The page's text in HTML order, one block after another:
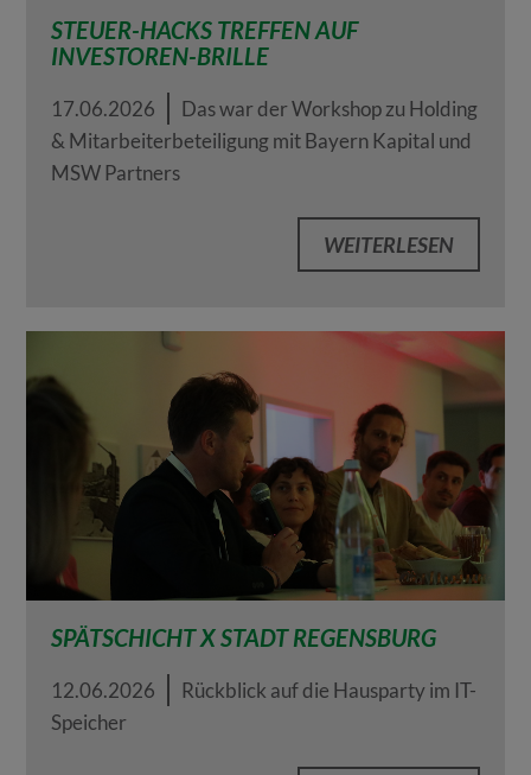
STEUER-HACKS TREFFEN AUF
INVESTOREN-BRILLE
17.06.2026
Das war der Workshop zu Holding
& Mitarbeiterbeteiligung mit Bayern Kapital und
MSW Partners
WEITERLESEN
SPÄTSCHICHT X STADT REGENSBURG
12.06.2026
Rückblick auf die Hausparty im IT-
Speicher